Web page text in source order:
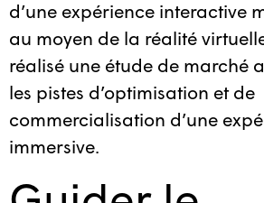
d’une expérience interactive
au moyen de la réalité
réalisé une étude de marché
les pistes d’optimisation et de
commercialisation d’une
immersive.